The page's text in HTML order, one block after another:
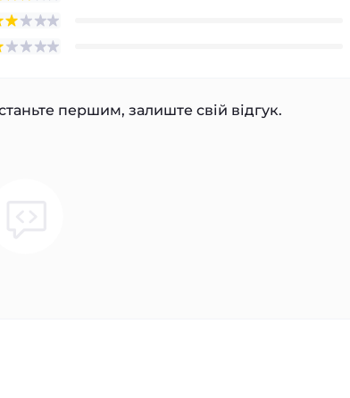
першим, залиште свій відгук.